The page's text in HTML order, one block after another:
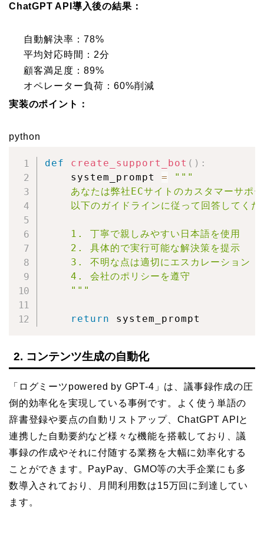
ChatGPT API導入後の結果：
自動解決率：78%
平均対応時間：2分
顧客満足度：89%
オペレーター負荷：60%削減
実装のポイント：
python
def create_support_bot ( ) :
    system_prompt
=
"""
あなたは弊社ECサイトのカスタマーサポ
以下のガイドラインに従って回答してくだ
    1. 丁寧で親しみやすい日本語を使用
    2. 具体的で実行可能な解決策を提示
    3. 不明な点は適切にエスカレーション
    4. 会社のポリシーを遵守
    """
return system_prompt
2. コンテンツ生成の自動化
「ログミーツpowered by GPT-4」は、議事録作成の圧
倒的効率化を実現している事例です。よく使う単語の
辞書登録や要点の自動リストアップ、ChatGPT APIと
連携した自動要約など様々な機能を搭載しており、議
事録の作成やそれに付随する業務を大幅に効率化する
ことができます。PayPay、GMO等の大手企業にも多
数導入されており、月間利用数は15万回に到達してい
ます。